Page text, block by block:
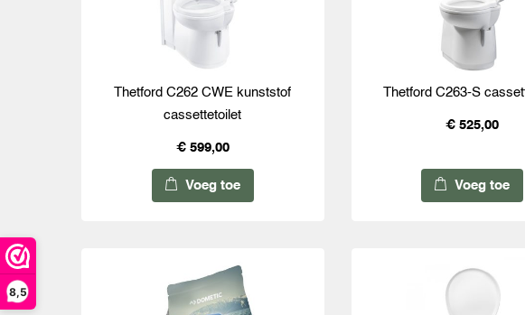
8,5
Thetford C262 CWE kunststof
cassettetoilet
€ 599,00
Voeg toe
Thetford C263-S
€ 525,00
Voeg toe